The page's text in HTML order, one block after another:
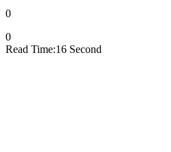
0
0
Read Time:16 Second